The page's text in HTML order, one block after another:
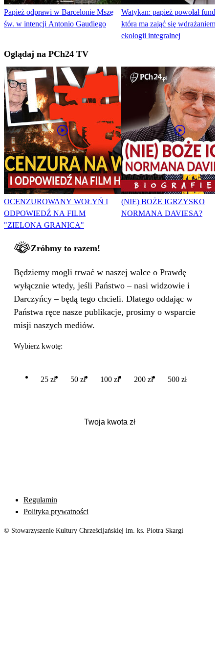
Papież odprawi w Barcelonie Mszę
św. w intencji Antonio Gaudiego
Watykan: papież powołał
która ma zająć się wdrażaniem
ekologii integralnej
Oglądaj na PCh24 TV
OCENZUROWANY WOŁYŃ I
ODPOWIEDŹ NA FILM
"ZIELONA GRANICA"
(NIE) BOŻE IGRZYSKO
NORMANA DAVIESA?
Zróbmy to razem!
Będziemy mogli trwać w naszej walce o Prawdę
wyłącznie wtedy, jeśli Państwo – nasi widzowie i
Darczyńcy – będą tego chcieli. Dlatego oddając w
Państwa ręce nasze publikacje, prosimy o wsparcie
misji naszych mediów.
Wybierz kwotę:
25 zł 50 zł 100 zł 200 zł 500 zł
Regulamin
Polityka prywatności
© Stowarzyszenie Kultury Chrześcijańskiej im. ks. Piotra Skargi